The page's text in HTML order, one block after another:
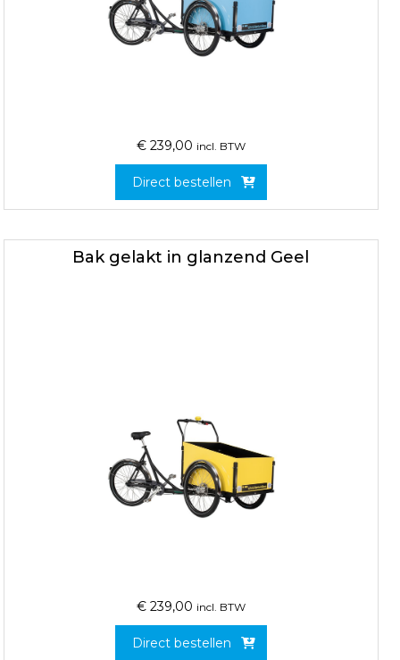
€ 239,00 incl. BTW
Direct bestellen
Bak gelakt in glanzend Geel
€ 239,00 incl. BTW
Direct bestellen